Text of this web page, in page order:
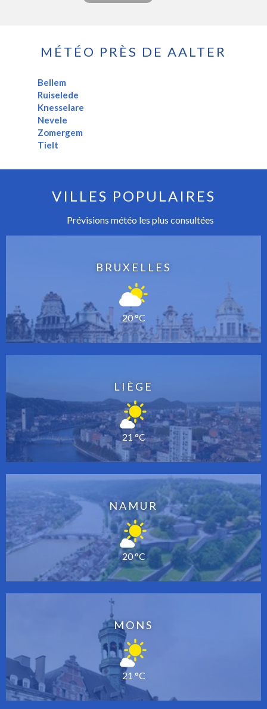
MÉTÉO PRÈS DE AALTER
Bellem
Ruiselede
Knesselare
Nevele
Zomergem
Tielt
VILLES POPULAIRES
Prévisions météo les plus consultées
BRUXELLES
20 °C
LIÈGE
21 °C
NAMUR
20 °C
MONS
21 °C